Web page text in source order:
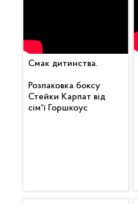
Смак дитинства.
Розпаковка боксу
Стейки Карпат від
сім'ї Горшкоус